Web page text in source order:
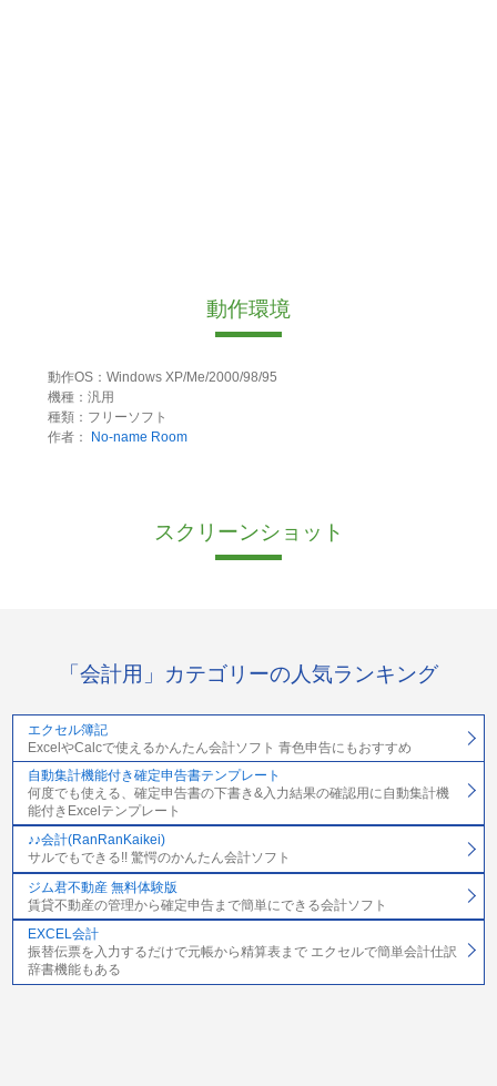
動作環境
動作OS：Windows XP/Me/2000/98/95
機種：汎用
種類：フリーソフト
作者：
No-name Room
スクリーンショット
「会計用」カテゴリーの人気ランキング
エクセル簿記
ExcelやCalcで使えるかんたん会計ソフト 青色申告にもおすすめ
自動集計機能付き確定申告書テンプレート
何度でも使える、確定申告書の下書き&入力結果の確認用に自動集計機
能付きExcelテンプレート
♪♪会計(RanRanKaikei)
サルでもできる!! 驚愕のかんたん会計ソフト
ジム君不動産 無料体験版
賃貸不動産の管理から確定申告まで簡単にできる会計ソフト
EXCEL会計
振替伝票を入力するだけで元帳から精算表まで エクセルで簡単会計仕訳
辞書機能もある